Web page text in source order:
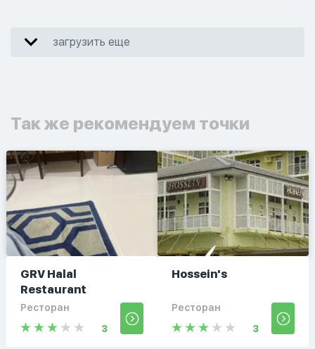
загрузить еще
Так же рекомендуем точки
GRV Halal
Restaurant
Ресторан
3
Hossein's
Ресторан
3